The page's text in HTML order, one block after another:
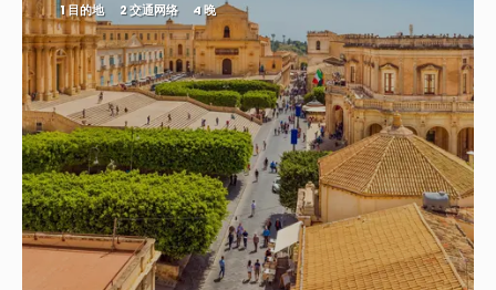
1 目的地 2 交通网络 4 晚